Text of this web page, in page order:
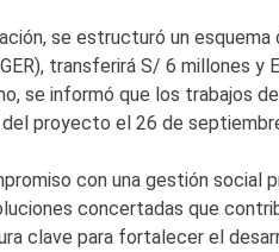
se estructuró un esquema
transferirá S/ 6 millones
se informó que los trabajos
proyecto el 26 de
con una gestión
concertadas que
clave para fortalecer el